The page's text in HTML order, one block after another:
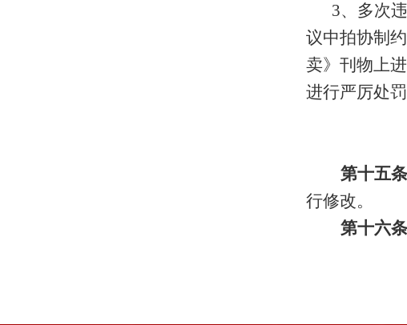
3、多次
议中拍协制
卖》刊物上
进行严厉处罚
第十五条
行修改。
第十六条